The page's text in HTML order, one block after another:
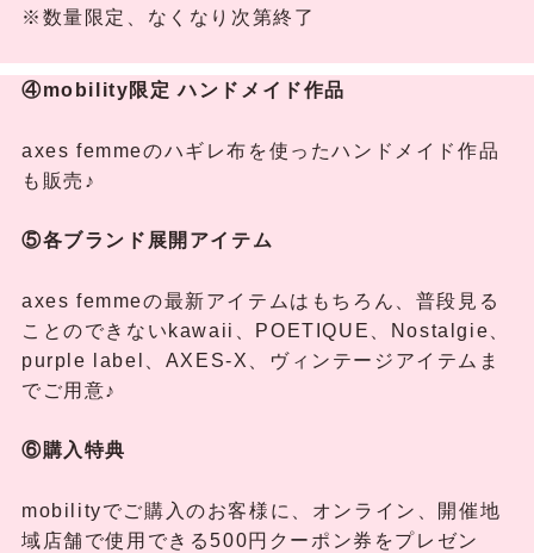
※数量限定、なくなり次第終了
④mobility限定 ハンドメイド作品
axes femmeのハギレ布を使ったハンドメイド作品
も販売♪
⑤各ブランド展開アイテム
axes femmeの最新アイテムはもちろん、普段見る
ことのできないkawaii、POETIQUE、Nostalgie、
purple label、AXES-X、ヴィンテージアイテムま
でご用意♪
⑥購入特典
mobilityでご購入のお客様に、オンライン、開催地
域店舗で使用できる500円クーポン券をプレゼン